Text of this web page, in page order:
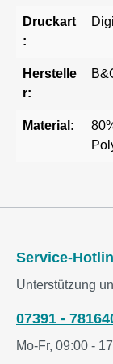
Druckart
:
Herstelle
r:
Material:
Service-
Unterstützung
07391 -
Mo-Fr, 09:00 -